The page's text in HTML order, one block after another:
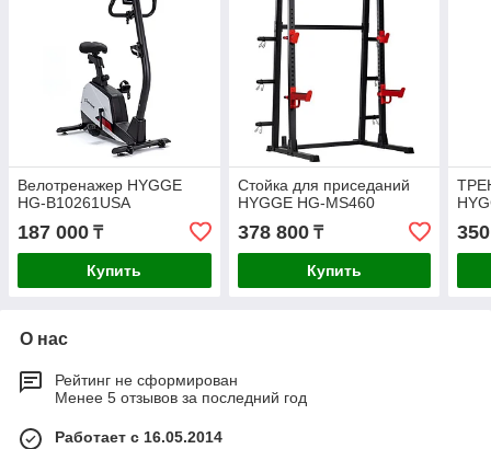
Велотренажер HYGGE
HG-B10261USA
187 000 ₸
Купить
Стойка для приседаний
HYGGE HG-MS460
378 800₸
Купить
О нас
Рейтинг не сформирован
Менее 5 отзывов за последний год
Работает с 16.05.2014